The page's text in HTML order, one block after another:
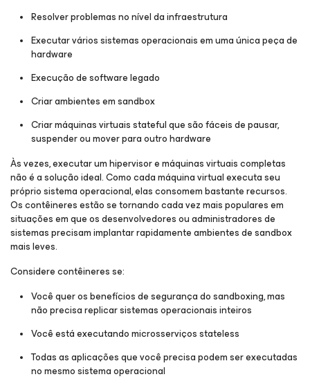
Resolver problemas no nível da infraestrutura
Executar vários sistemas operacionais em uma única peça de
hardware
Execução de software legado
Criar ambientes em sandbox
Criar máquinas virtuais stateful que são fáceis de pausar,
suspender ou mover para outro hardware
Às vezes, executar um hipervisor e máquinas virtuais completas
não é a solução ideal. Como cada máquina virtual executa seu
próprio sistema operacional, elas consomem bastante recursos.
Os contêineres estão se tornando cada vez mais populares em
situações em que os desenvolvedores ou administradores de
sistemas precisam implantar rapidamente ambientes de sandbox
mais leves.
Considere contêineres se:
Você quer os benefícios de segurança do sandboxing, mas
não precisa replicar sistemas operacionais inteiros
Você está executando microsserviços stateless
Todas as aplicações que você precisa podem ser executadas
no mesmo sistema operacional